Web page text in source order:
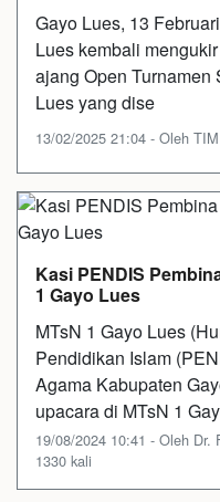
Gayo Lues, 13
Lues kembali
ajang Open Turnamen
Lues yang dise
13/02/2025 21:04 - Oleh
Kasi PENDIS
1 Gayo Lues
MTsN 1 Gayo Lues
Pendidikan Islam
Agama Kabupaten
upacara di MTsN 1
19/08/2024 10:41 - Oleh
1330 kali